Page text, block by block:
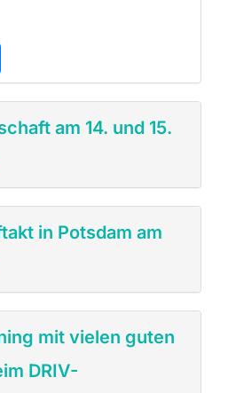
am 14. und 15.
in Potsdam am
mit vielen guten
DRIV-